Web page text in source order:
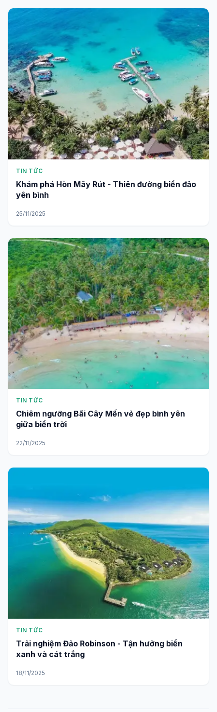
TIN TỨC
Khám phá Hòn Mây Rút - Thiên đường biển đảo
yên bình
25/11/2025
TIN TỨC
Chiêm ngưỡng Bãi Cây Mến vẻ đẹp bình yên
giữa biển trời
22/11/2025
TIN TỨC
Trải nghiệm Đảo Robinson - Tận hưởng biển
xanh và cát trắng
18/11/2025